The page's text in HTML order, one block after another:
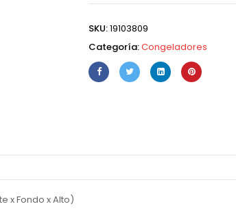
SKU:19103809
Categoría:Congeladores
x Fondo x Alto)